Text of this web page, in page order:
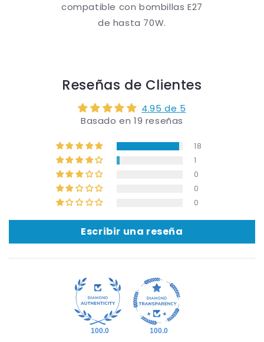
compatible con bombillas E27
de hasta 70W.
Reseñas de Clientes
4.95 de 5
Basado en 19 reseñas
18
1
0
0
0
Escribir una reseña
100.0 100.0